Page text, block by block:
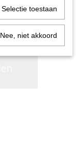
Selectie toestaan
Nee, niet akkoord